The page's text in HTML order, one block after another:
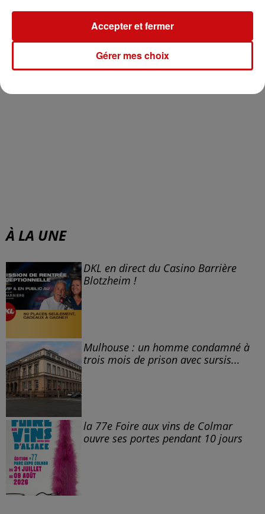
À LA UNE
DKL en direct du Casino Barrière
Blotzheim !
Mulhouse : un homme condamné à
trois mois de prison avec sursis...
la 77e Foire aux vins de Colmar
ouvre ses portes pendant 10 jours
Gérer mes choix
Accepter et fermer